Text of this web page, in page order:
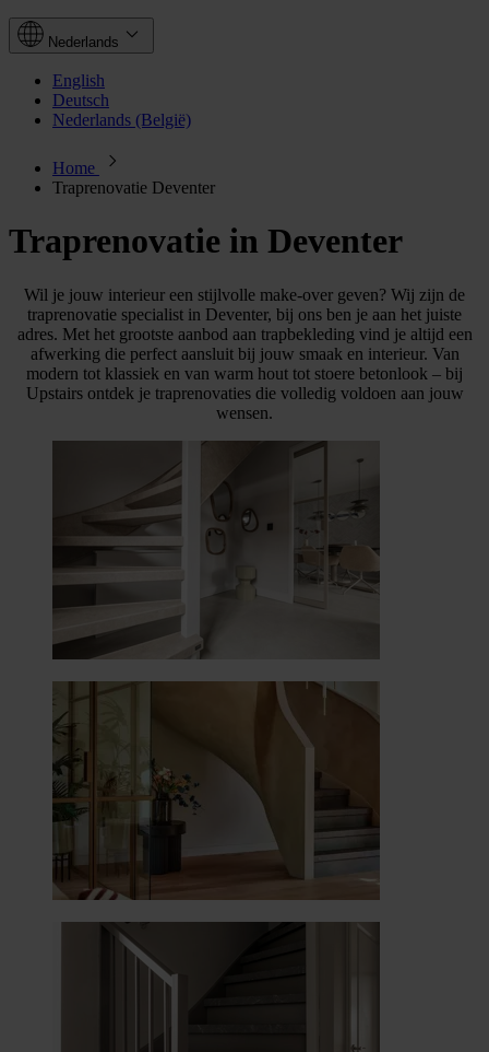
Nederlands
English
Deutsch
Nederlands (België)
Home
Traprenovatie Deventer
Traprenovatie in Deventer
Wil je jouw interieur een stijlvolle make-over geven? Wij zijn de
traprenovatie specialist in Deventer, bij ons ben je aan het juiste
adres. Met het grootste aanbod aan trapbekleding vind je altijd een
afwerking die perfect aansluit bij jouw smaak en interieur. Van
modern tot klassiek en van warm hout tot stoere betonlook – bij
Upstairs ontdek je traprenovaties die volledig voldoen aan jouw
wensen.